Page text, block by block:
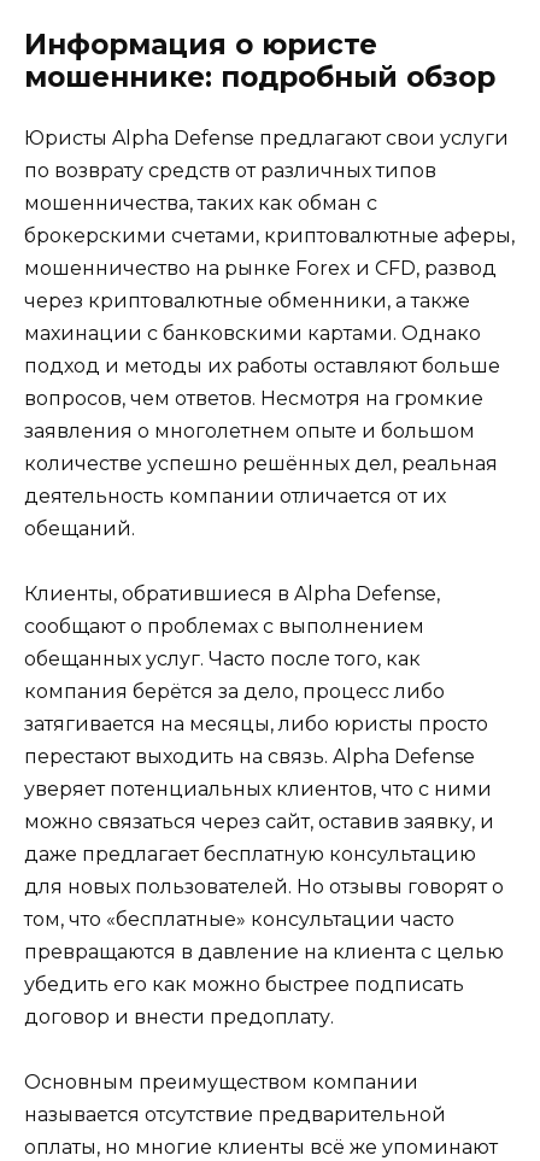
Информация о юристе
мошеннике: подробный обзор
Юристы Alpha Defense предлагают свои услуги
по возврату средств от различных типов
мошенничества, таких как обман с
брокерскими счетами, криптовалютные аферы,
мошенничество на рынке Forex и CFD, развод
через криптовалютные обменники, а также
махинации с банковскими картами. Однако
подход и методы их работы оставляют больше
вопросов, чем ответов. Несмотря на громкие
заявления о многолетнем опыте и большом
количестве успешно решённых дел, реальная
деятельность компании отличается от их
обещаний.
Клиенты, обратившиеся в Alpha Defense,
сообщают о проблемах с выполнением
обещанных услуг. Часто после того, как
компания берётся за дело, процесс либо
затягивается на месяцы, либо юристы просто
перестают выходить на связь. Alpha Defense
уверяет потенциальных клиентов, что с ними
можно связаться через сайт, оставив заявку, и
даже предлагает бесплатную консультацию
для новых пользователей. Но отзывы говорят о
том, что «бесплатные» консультации часто
превращаются в давление на клиента с целью
убедить его как можно быстрее подписать
договор и внести предоплату.
Основным преимуществом компании
называется отсутствие предварительной
оплаты, но многие клиенты всё же упоминают